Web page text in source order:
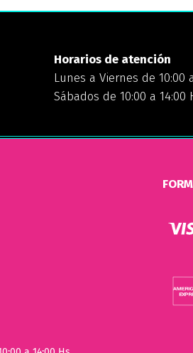
Horarios de atención
Lunes a Viernes de 10:00
Sábados de 10:00 a 14:00